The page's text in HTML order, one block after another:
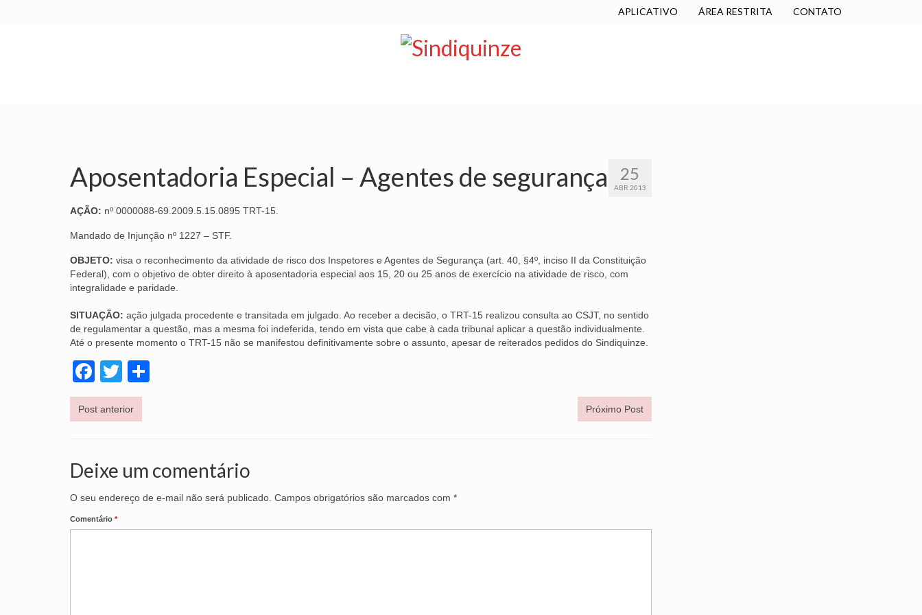
APLICATIVO ÁREA RESTRITA CONTATO
25
ABR 2013
Aposentadoria Especial – Agentes de segurança
AÇÃO: nº 0000088-69.2009.5.15.0895 TRT-15.
Mandado de Injunção nº 1227 – STF.
OBJETO: visa o reconhecimento da atividade de risco dos Inspetores e Agentes de Segurança (art. 40, §4º, inciso II da Constituição
Federal), com o objetivo de obter direito à aposentadoria especial aos 15, 20 ou 25 anos de exercício na atividade de risco, com
integralidade e paridade.
SITUAÇÃO: ação julgada procedente e transitada em julgado. Ao receber a decisão, o TRT-15 realizou consulta ao CSJT, no sentido
de regulamentar a questão, mas a mesma foi indeferida, tendo em vista que cabe à cada tribunal aplicar a questão individualmente.
Até o presente momento o TRT-15 não se manifestou definitivamente sobre o assunto, apesar de reiterados pedidos do Sindiquinze.
Facebook
Twitter
Post anterior Próximo Post
Deixe um comentário
O seu endereço de e-mail não será publicado. Campos obrigatórios são marcados com *
Comentário *